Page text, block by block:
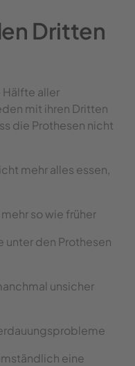
Dritten
Hälfte aller
mit ihren Dritten
die Prothesen nicht
mehr alles essen,
so wie früher
unter den Prothesen
unsicher
eine